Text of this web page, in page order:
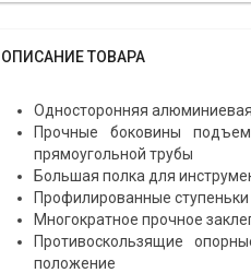
ОПИСАНИЕ ТОВАРА
Односторонняя
Прочные боковины
прямоугольной трубы
Большая полка для
Профилированные
Многократное прочное
Противоскользящие
положение